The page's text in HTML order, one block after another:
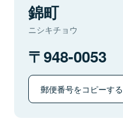
錦町
ニシキチョウ
948-0053
郵便番号をコピーする